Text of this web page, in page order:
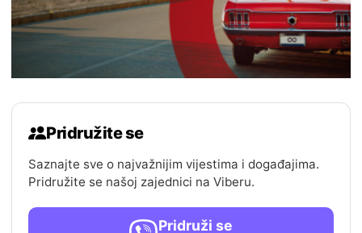
Pridružite se
Saznajte sve o najvažnijim vijestima i događajima.
Pridružite se našoj zajednici na Viberu.
Pridruži se